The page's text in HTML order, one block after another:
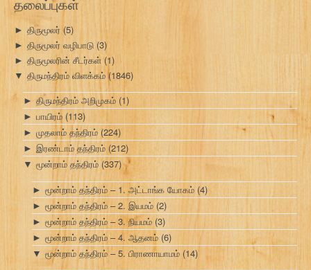
தலைப்புகள்
► திருமூலர் (5)
► திருமூலர் வழிபாடு (3)
► திருமூலரின் சீடர்கள் (1)
▼ திருமந்திரம் விளக்கம் (1846)
► திருமந்திரம் அறிமுகம் (1)
► பாயிரம் (113)
► முதலாம் தந்திரம் (224)
► இரண்டாம் தந்திரம் (212)
▼ மூன்றாம் தந்திரம் (337)
► மூன்றாம் தந்திரம் – 1. அட்டாங்க யோகம் (4)
► மூன்றாம் தந்திரம் – 2. இயமம் (2)
► மூன்றாம் தந்திரம் – 3. நியமம் (3)
► மூன்றாம் தந்திரம் – 4. ஆதனம் (6)
▼ மூன்றாம் தந்திரம் – 5. பிராணாயாமம் (14)